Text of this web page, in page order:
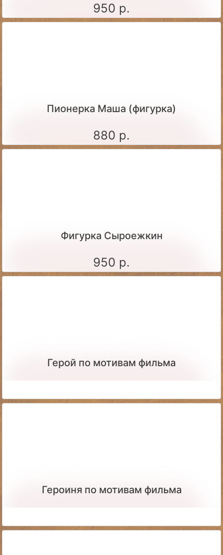
950 р.
Пионерка Маша (фигурка)
880 р.
Фигурка Сыроежкин
950 р.
Герой по мотивам фильма
Героиня по мотивам фильма